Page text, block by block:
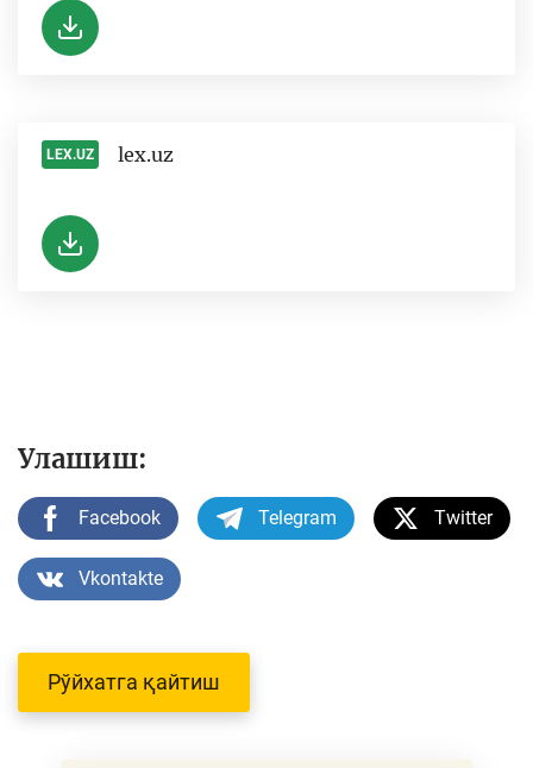
LEX.UZ lex.uz
Улашиш:
Facebook Telegram Twitter
Vkontakte
Рўйхатга қайтиш